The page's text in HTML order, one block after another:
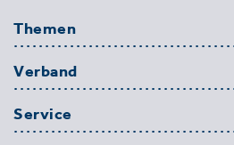
Themen
Verband
Service